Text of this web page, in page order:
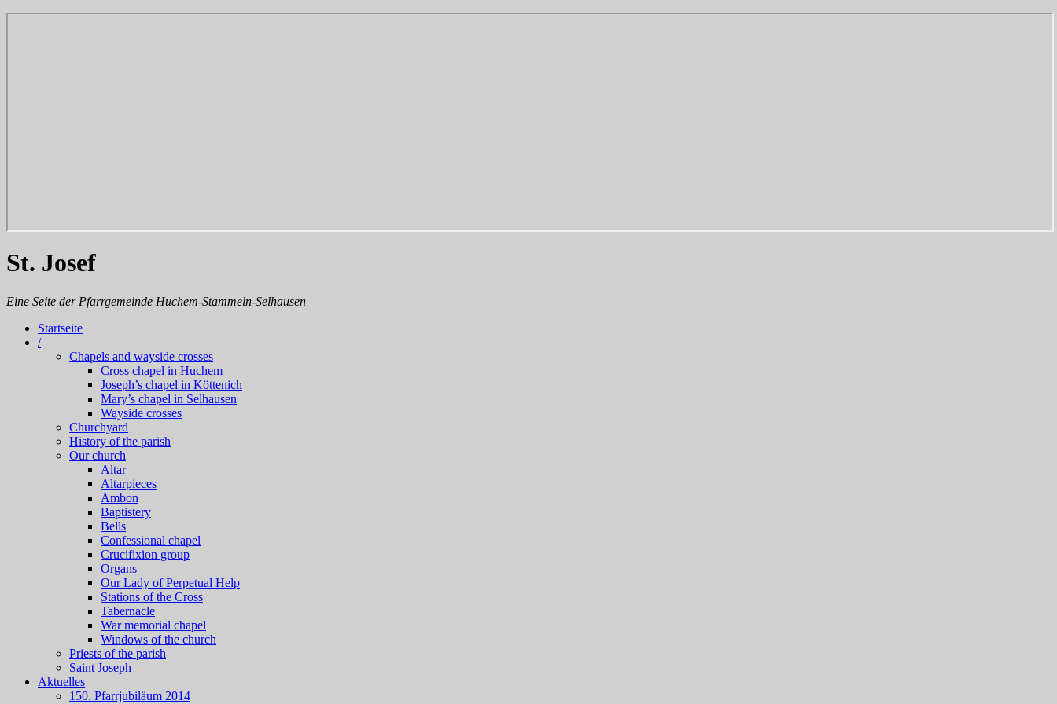
St. Josef
Eine Seite der Pfarrgemeinde Huchem-Stammeln-Selhausen
Startseite
/
Chapels and wayside crosses
Cross chapel in Huchem
Joseph’s chapel in Köttenich
Mary’s chapel in Selhausen
Wayside crosses
Churchyard
History of the parish
Our church
Altar
Altarpieces
Ambon
Baptistery
Bells
Confessional chapel
Crucifixion group
Organs
Our Lady of Perpetual Help
Stations of the Cross
Tabernacle
War memorial chapel
Windows of the church
Priests of the parish
Saint Joseph
Aktuelles
150. Pfarrjubiläum 2014